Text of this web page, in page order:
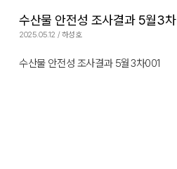
수산물 안전성 조사결과 5월3차
2025.05.12 / 하성호
수산물 안전성 조사결과 5월3차001